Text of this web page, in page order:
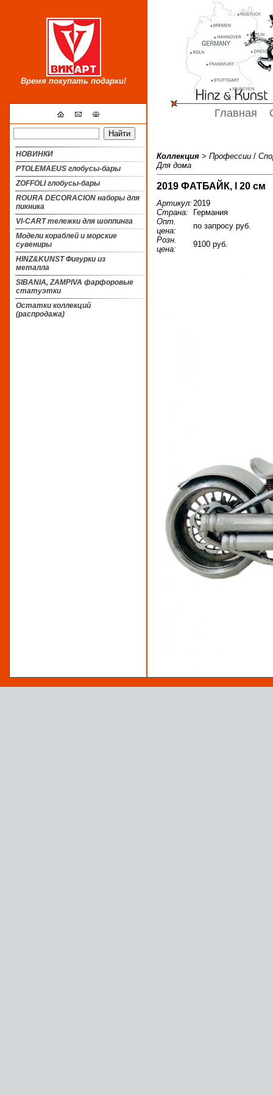
Время покупать подарки!
Главная
НОВИНКИ
PTOLEMAEUS глобусы-бары
ZOFFOLI глобусы-бары
ROURA DECORACION наборы для
пикника
VI-CART тележки для шоппинга
Модели кораблей и морские
сувениры
HINZ&KUNST Фигурки из
металла
SIBANIA, ZAMPIVA фарфоровые
статуэтки
Остатки коллекций
(распродажа)
Коллекция > Профессии /
Для дома
2019 ФАТБАЙК, l 20 см
Артикул: 2019
Страна:
Германия
Опт.
цена:
по запросу руб.
Розн.
цена:
9100 руб.